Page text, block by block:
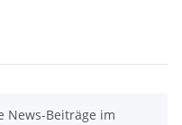
News-Beiträge im